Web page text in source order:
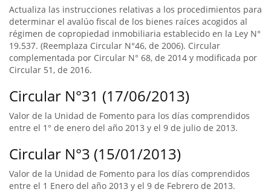
Actualiza las instrucciones relativas a los procedimientos para
determinar el avalúo fiscal de los bienes raíces acogidos al
régimen de copropiedad inmobiliaria establecido en la Ley N°
19.537. (Reemplaza Circular N°46, de 2006). Circular
complementada por Circular N° 68, de 2014 y modificada por
Circular 51, de 2016.
Circular N°31 (17/06/2013)
Valor de la Unidad de Fomento para los días comprendidos
entre el 1° de enero del año 2013 y el 9 de julio de 2013.
Circular N°3 (15/01/2013)
Valor de la Unidad de Fomento para los días comprendidos
entre el 1 Enero del año 2013 y el 9 de Febrero de 2013.